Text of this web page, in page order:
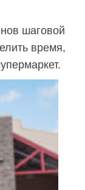
шаговой
время,